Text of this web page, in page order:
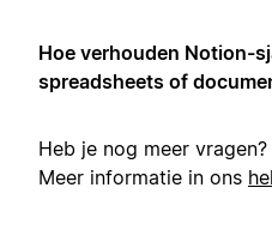
Hoe verhouden Notion-
spreadsheets of
Heb je nog meer vragen?
Meer informatie in ons